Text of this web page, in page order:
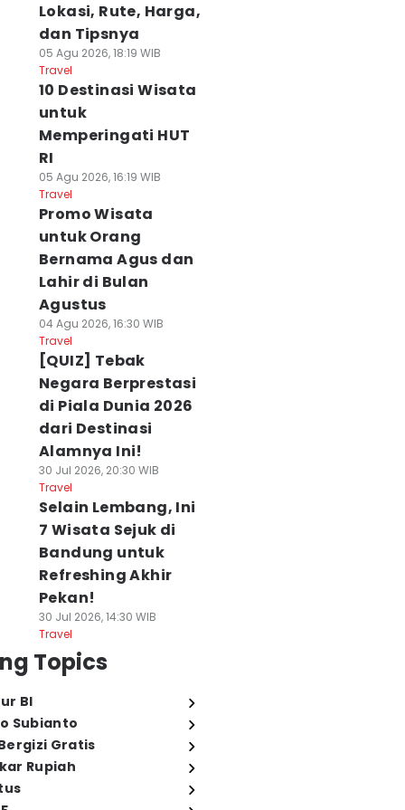
Lokasi, Rute, Harga,
dan Tipsnya
05 Agu 2026, 18:19 WIB
Travel
10 Destinasi Wisata
untuk
Memperingati HUT
RI
05 Agu 2026, 16:19 WIB
Travel
Promo Wisata
untuk Orang
Bernama Agus dan
Lahir di Bulan
Agustus
04 Agu 2026, 16:30 WIB
Travel
[QUIZ] Tebak
Negara Berprestasi
di Piala Dunia 2026
dari Destinasi
Alamnya Ini!
30 Jul 2026, 20:30 WIB
Travel
Selain Lembang, Ini
7 Wisata Sejuk di
Bandung untuk
Refreshing Akhir
Pekan!
30 Jul 2026, 14:30 WIB
Travel
Topics
BI
Subianto
Gratis
Rupiah